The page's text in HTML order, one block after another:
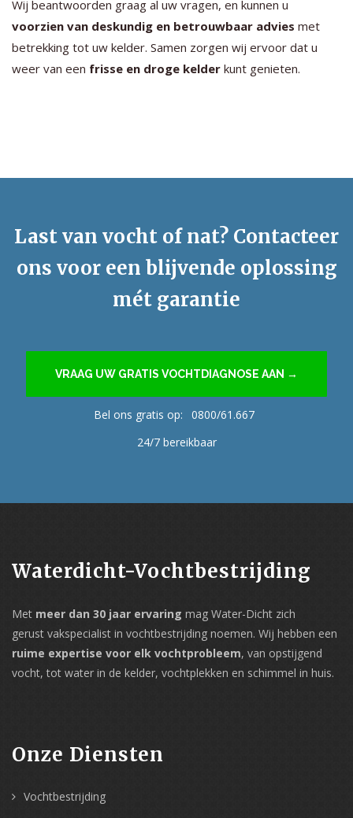
Wij beantwoorden graag al uw vragen, en kunnen u
voorzien van deskundig en betrouwbaar advies met
betrekking tot uw kelder. Samen zorgen wij ervoor dat u
weer van een frisse en droge kelder kunt genieten.
Last van vocht of nat? Contacteer
ons voor een blijvende oplossing
mét garantie
VRAAG UW GRATIS VOCHTDIAGNOSE AAN →
Bel ons gratis op:
0800/61.667
24/7 bereikbaar
Waterdicht-Vochtbestrijding
Met meer dan 30 jaar ervaring mag Water-Dicht zich
gerust vakspecialist in vochtbestrijding noemen. Wij hebben een
ruime expertise voor elk vochtprobleem, van opstijgend
vocht, tot water in de kelder, vochtplekken en schimmel in huis.
Onze Diensten
Vochtbestrijding